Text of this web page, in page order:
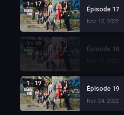
1 - 17
Épisode 17
Nov. 10, 2022
1 - 18
Épisode 18
1 - 19
Épisode 19
Nov. 24, 2022